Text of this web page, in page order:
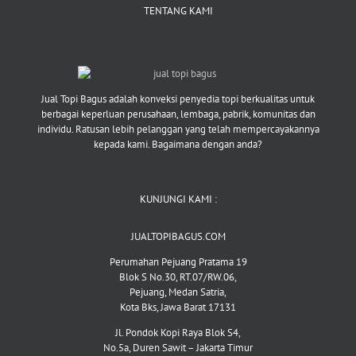
TENTANG KAMI
Jual Topi Bagus adalah konveksi penyedia topi berkualitas untuk
berbagai keperluan perusahaan, lembaga, pabrik, komunitas dan
individu. Ratusan lebih pelanggan yang telah mempercayakannya
kepada kami. Bagaimana dengan anda?
KUNJUNGI KAMI :
JUALTOPIBAGUS.COM
Perumahan Pejuang Pratama 19
Blok S No.30, RT.07/RW.06,
Pejuang, Medan Satria,
Kota Bks, Jawa Barat 17131
Jl. Pondok Kopi Raya Blok S4,
No.5a, Duren Sawit – Jakarta Timur